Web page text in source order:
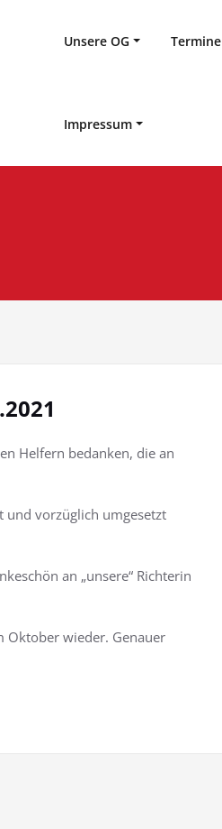
Unsere OG Termine
Impressum
Helfern bedanken, die an
und vorzüglich umgesetzt
an „unsere“ Richterin
Oktober wieder. Genauer